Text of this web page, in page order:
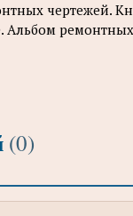
чертежей.
Альбом
(0)